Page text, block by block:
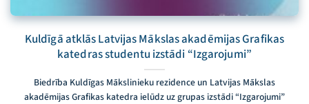
Kuldīgā atklās Latvijas Mākslas akadēmijas Grafikas
katedras studentu izstādi “Izgarojumi”
Biedrība Kuldīgas Mākslinieku rezidence un Latvijas Mākslas
akadēmijas Grafikas katedra ielūdz uz grupas izstādi “Izgarojumi”